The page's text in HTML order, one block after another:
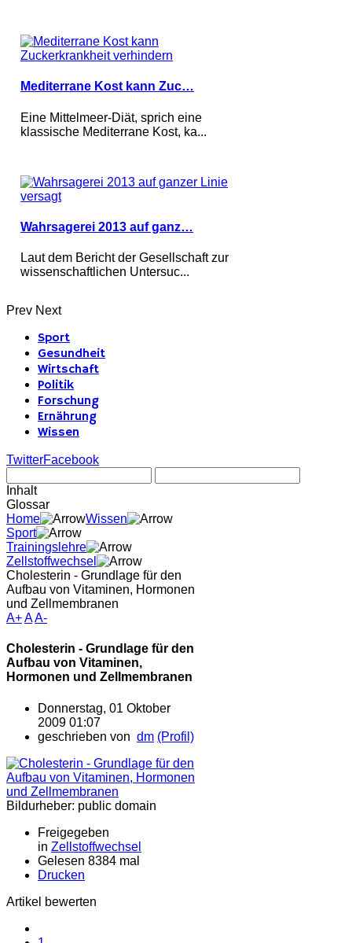
Mediterrane Kost kann Zuc…
Eine Mittelmeer-Diät, sprich eine
klassische Mediterrane Kost, ka...
Wahrsagerei 2013 auf ganz…
Laut dem Bericht der Gesellschaft zur
wissenschaftlichen Untersuc...
Prev Next
Sport
Gesundheit
Wirtschaft
Politik
Forschung
Ernährung
Wissen
TwitterFacebook
Inhalt
Glossar
Home
Wissen
Sport
Trainingslehre
Zellstoffwechsel
Cholesterin - Grundlage für den
Aufbau von Vitaminen, Hormonen
und Zellmembranen
A+AA-
Cholesterin - Grundlage für den
Aufbau von Vitaminen,
Hormonen und Zellmembranen
Donnerstag, 01 Oktober
2009 01:07
geschrieben von dm (Profil)
Bildurheber: public domain
Freigegeben
in Zellstoffwechsel
Gelesen 8384 mal
Drucken
Artikel bewerten